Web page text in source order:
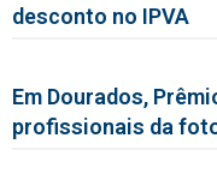
desconto no IPVA
Em Dourados,
profissionais da